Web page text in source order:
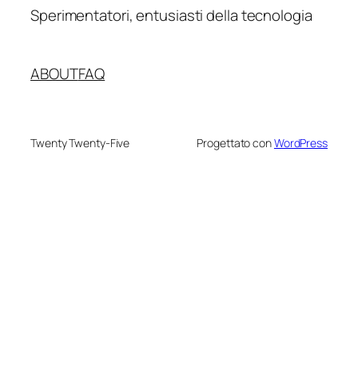
Sperimentatori, entusiasti della tecnologia
ABOUTFAQ
Twenty Twenty-Five Progettato conWordPress